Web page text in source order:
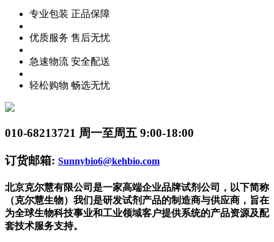
专业包装 正品保障
优质服务 售后无忧
急速物流 安全配送
轻松购物 畅选无忧
010-68213721 周一至周五 9:00-18:00
订货邮箱:
北京克尔慧有限公司是一家高端企业品牌试剂公司，以下简称
（克尔慧生物）我们是研发试剂产品的制造商与供应商，旨在
为全球生物科技事业和工业领域客户提供系统的产品资源及配
套技术服务支持。